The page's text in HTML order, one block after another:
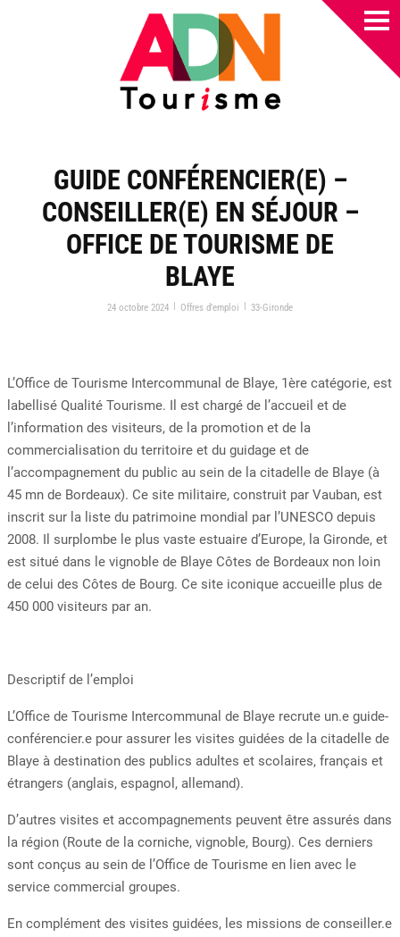
GUIDE CONFÉRENCIER(E) –
CONSEILLER(E) EN SÉJOUR –
OFFICE DE TOURISME DE
BLAYE
24 octobre 2024 | Offres d’emploi | 33-Gironde
L’Office de Tourisme Intercommunal de Blaye, 1ère catégorie, est
labellisé Qualité Tourisme. Il est chargé de l’accueil et de
l’information des visiteurs, de la promotion et de la
commercialisation du territoire et du guidage et de
l’accompagnement du public au sein de la citadelle de Blaye (à
45 mn de Bordeaux). Ce site militaire, construit par Vauban, est
inscrit sur la liste du patrimoine mondial par l’UNESCO depuis
2008. Il surplombe le plus vaste estuaire d’Europe, la Gironde, et
est situé dans le vignoble de Blaye Côtes de Bordeaux non loin
de celui des Côtes de Bourg. Ce site iconique accueille plus de
450 000 visiteurs par an.
Descriptif de l’emploi
L’Office de Tourisme Intercommunal de Blaye recrute un.e guide-
conférencier.e pour assurer les visites guidées de la citadelle de
Blaye à destination des publics adultes et scolaires, français et
étrangers (anglais, espagnol, allemand).
D’autres visites et accompagnements peuvent être assurés dans
la région (Route de la corniche, vignoble, Bourg). Ces derniers
sont conçus au sein de l’Office de Tourisme en lien avec le
service commercial groupes.
En complément des visites guidées, les missions de conseiller.e